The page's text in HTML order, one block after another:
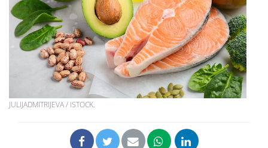
JULIJADMITRIJEVA / ISTOCK.